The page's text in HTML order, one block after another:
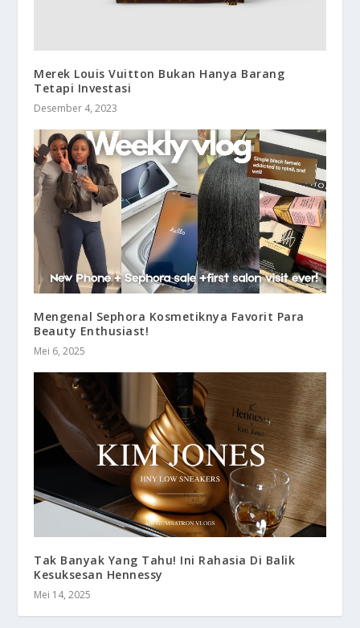
Merek Louis Vuitton Bukan Hanya Barang
Tetapi Investasi
Desember 4, 2023
Mengenal Sephora Kosmetiknya Favorit Para
Beauty Enthusiast!
Mei 6, 2025
Tak Banyak Yang Tahu! Ini Rahasia Di Balik
Kesuksesan Hennessy
Mei 14, 2025